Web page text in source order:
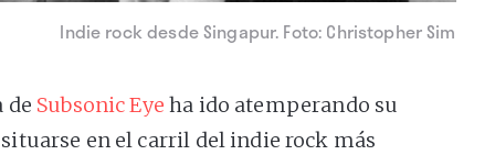
Indie rock desde Singapur. Foto: Christopher Sim
de Subsonic Eye ha ido atemperando su
en el carril del indie rock más